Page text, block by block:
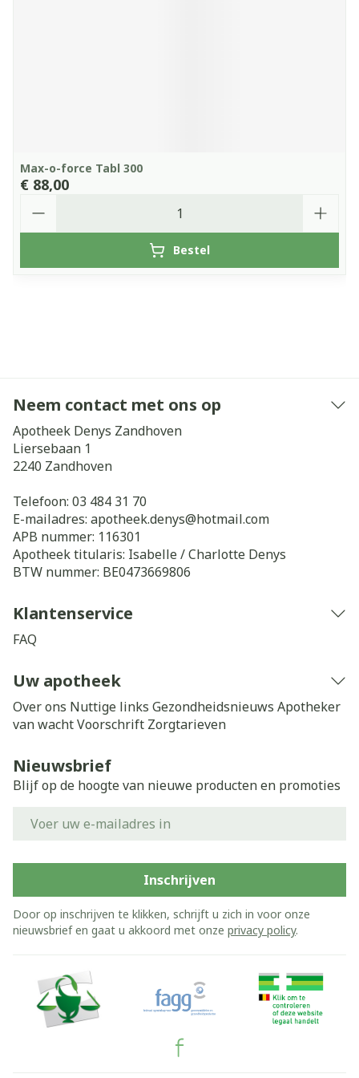
Max-o-force Tabl 300
€ 88,00
Bestel
Neem contact met ons op
Apotheek Denys Zandhoven
Liersebaan 1
2240 Zandhoven
Telefoon: 03 484 31 70
E-mailadres: apotheek.denys@hotmail.com
APB nummer: 116301
Apotheek titularis: Isabelle / Charlotte Denys
BTW nummer: BE0473669806
Klantenservice
FAQ
Uw apotheek
Over ons Nuttige links Gezondheidsnieuws Apotheker
van wachtVoorschrift Zorgtarieven
Nieuwsbrief
Blijf op de hoogte van nieuwe producten en promoties
Inschrijven
Door op inschrijven te klikken, schrijft u zich in voor onze
nieuwsbrief en gaat u akkoord met onze privacy policy.